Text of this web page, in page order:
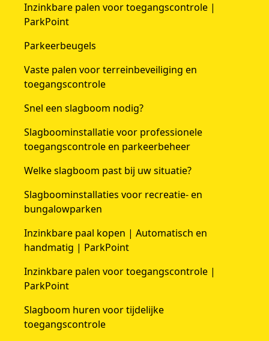
Inzinkbare palen voor toegangscontrole |
ParkPoint
Parkeerbeugels
Vaste palen voor terreinbeveiliging en
toegangscontrole
Snel een slagboom nodig?
Slagboominstallatie voor professionele
toegangscontrole en parkeerbeheer
Welke slagboom past bij uw situatie?
Slagboominstallaties voor recreatie- en
bungalowparken
Inzinkbare paal kopen | Automatisch en
handmatig | ParkPoint
Inzinkbare palen voor toegangscontrole |
ParkPoint
Slagboom huren voor tijdelijke
toegangscontrole